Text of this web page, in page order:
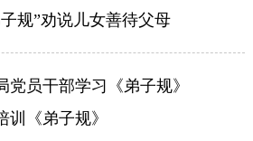
规”劝说儿女善待父母
党员干部学习《弟子规》
训《弟子规》